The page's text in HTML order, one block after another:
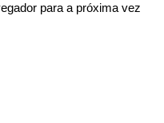
para a próxima vez